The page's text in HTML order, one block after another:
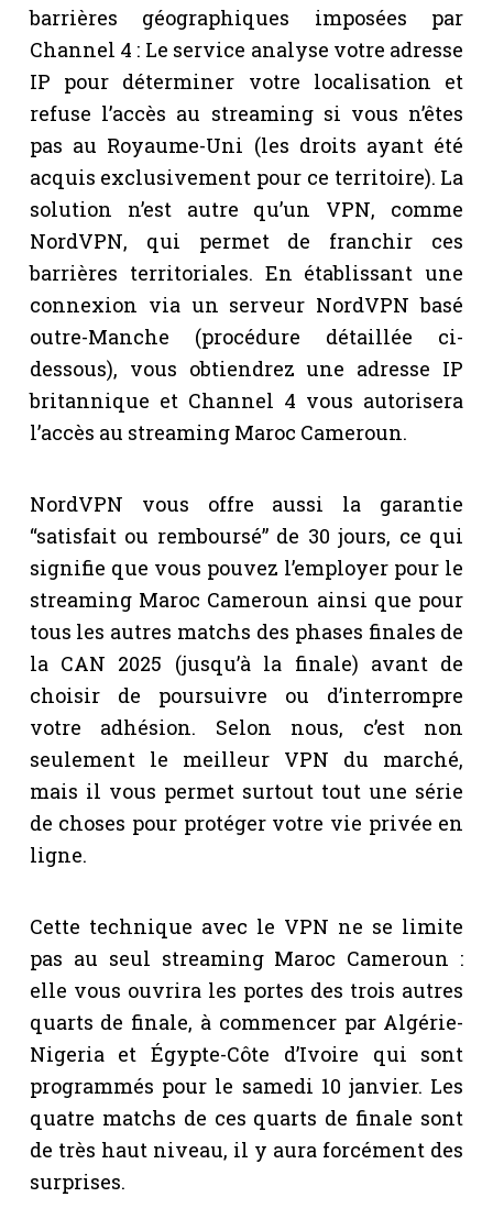
barrières géographiques imposées par
Channel 4 : Le service analyse votre adresse
IP pour déterminer votre localisation et
refuse l’accès au streaming si vous n’êtes
pas au Royaume-Uni (les droits ayant été
acquis exclusivement pour ce territoire). La
solution n’est autre qu’un VPN, comme
NordVPN, qui permet de franchir ces
barrières territoriales. En établissant une
connexion via un serveur NordVPN basé
outre-Manche (procédure détaillée ci-
dessous), vous obtiendrez une adresse IP
britannique et Channel 4 vous autorisera
l’accès au streaming Maroc Cameroun.
NordVPN vous offre aussi la garantie
“satisfait ou remboursé” de 30 jours, ce qui
signifie que vous pouvez l’employer pour le
streaming Maroc Cameroun ainsi que pour
tous les autres matchs des phases finales de
la CAN 2025 (jusqu’à la finale) avant de
choisir de poursuivre ou d’interrompre
votre adhésion. Selon nous, c’est non
seulement le meilleur VPN du marché,
mais il vous permet surtout tout une série
de choses pour protéger votre vie privée en
ligne.
Cette technique avec le VPN ne se limite
pas au seul streaming Maroc Cameroun :
elle vous ouvrira les portes des trois autres
quarts de finale, à commencer par Algérie-
Nigeria et Égypte-Côte d’Ivoire qui sont
programmés pour le samedi 10 janvier. Les
quatre matchs de ces quarts de finale sont
de très haut niveau, il y aura forcément des
surprises.